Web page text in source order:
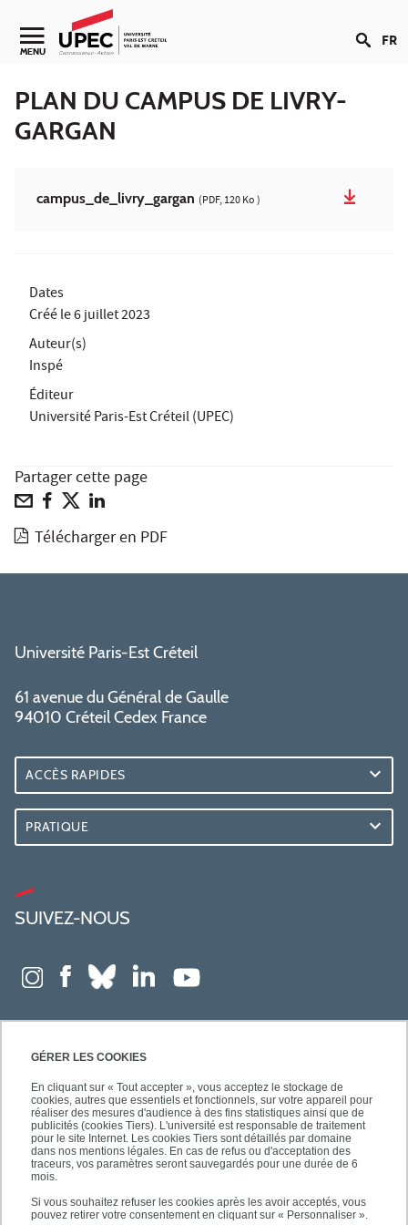
GÉRER LES COOKIES
En cliquant sur « Tout accepter », vous acceptez le stockage de
cookies, autres que essentiels et fonctionnels, sur votre appareil pour
réaliser des mesures d'audience à des fins statistiques ainsi que de
publicités (cookies Tiers). L'université est responsable de traitement
pour le site Internet. Les cookies Tiers sont détaillés par domaine
dans nos mentions légales. En cas de refus ou d'acceptation des
traceurs, vos paramètres seront sauvegardés pour une durée de 6
mois.
Si vous souhaitez refuser les cookies après les avoir acceptés, vous
pouvez retirer votre consentement en cliquant sur « Personnaliser ».
Aller au contenu
MENU FR
PLAN DU CAMPUS DE LIVRY-
GARGAN
campus_de_livry_gargan (PDF, 120 Ko )
Dates
Créé le6 juillet 2023
Auteur(s)
Inspé
Éditeur
Université Paris-Est Créteil (UPEC)
Partager cette page
Télécharger en PDF
Université Paris-Est Créteil
61 avenue du Général de Gaulle
94010 Créteil Cedex France
ACCÈS RAPIDES
PRATIQUE
SUIVEZ-NOUS